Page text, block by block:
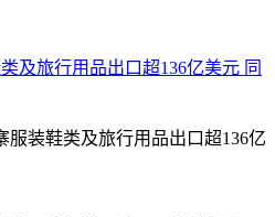
及旅行用品出口超136亿美元 同